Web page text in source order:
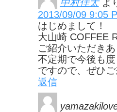
中村佳太 よ
2013/09/09 9:05
はじめまして！
大山崎 COFFEE
ご紹介いただき
不定期で今後も
ですので、ぜひ
返信